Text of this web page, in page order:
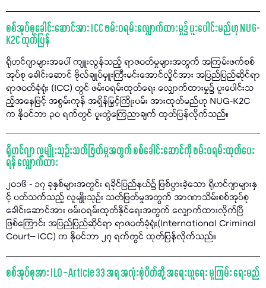
စစ်အုပ်စုခေါင်းဆောင်အား ICC ဖမ်းဝရမ်းလျှောက်ထားမှု၌ ပူးပေါင်းမည်ဟု NUG-
K2C ထုတ်ပြန်
ရိုဟင်ဂျာများအပေါ် ကျူးလွန်သည့် ရာဇဝတ်မှုများအတွက် အကြမ်းဖက်စစ်
အုပ်စု ခေါင်းဆောင် ဗိုလ်ချုပ်မှူးကြီးမင်းအောင်လှိုင်အား အပြည်ပြည်ဆိုင်ရာ
ရာဇဝတ်ခုံရုံး (ICC) တွင် ဖမ်းဝရမ်းထုတ်ရေး လျှောက်ထားမှု၌ ပူးပေါင်းသ
ည့်အနေဖြင့် အစွမ်းကုန် အရှိန်မြှင့်ကြိုးပမ်း အားထုတ်မည်ဟု NUG-K2C
က နိုဝင်ဘာ ၃၀ ရက်တွင် ပူးတွဲကြေညာချက် ထုတ်ပြန်လိုက်သည်။
ရိုဟင်ဂျာ လူမျိုးသုဉ်းသတ်ဖြတ်မှုအတွက် စစ်ခေါင်းဆောင်ကို ဖမ်းဝရမ်းထုတ်ပေး
ရန် လျှောက်ထား
၂၀၁၆ - ၁၇ ခုနှစ်များအတွင်း ရခိုင်ပြည်နယ်၌ ဖြစ်ပွားခဲ့သော ရိုဟင်ဂျာများနှ
င့် ပတ်သက်သည့် လူမျိုးသုဉ်း သတ်ဖြတ်မှုအတွက် အာဏာသိမ်းစစ်အုပ်စု
ခေါင်းဆောင်အား ဖမ်းဝရမ်းထုတ်နိုင်ရေးအတွက် လျှောက်ထားလိုက်ပြီ
ဖြစ်ကြောင်း အပြည်ပြည်ဆိုင်ရာ ရာဇဝတ်ခုံရုံး(International Criminal
Court– ICC) က နိုဝင်ဘာ ၂၇ ရက်တွင် ထုတ်ပြန်လိုက်သည်။
စစ်အုပ်စုအား ILO – Article 33 အရ အလုံးစုံပိတ်ဆို့ အရေးယူရေး မူကြမ်း ရေးမည်